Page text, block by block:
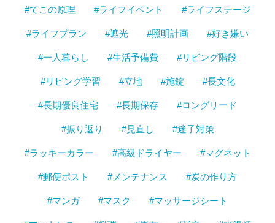
#てこの原理 #ライフイベント #ライフステージ
#ライフプラン #遮光 #照明計画 #好き嫌い
#一人暮らし #生活予備費 #リビング階段
#リビング学習 #立地 #施錠 #長文化
#長期優良住宅 #長期保存 #ロングリード
#振り返り #見直し #迷子対策
#ラッキーカラー #高級ドライヤー #マグネット
#郵便ポスト #メンテナンス #炭の作り方
#マンガ #マスク #マッサージシート